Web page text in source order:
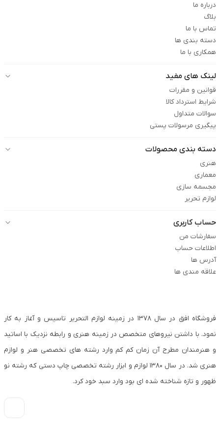
درباره ما
بلاگ
تماس با ما
دسته بندی ها
همکاری با ما
لینک های مفید
قوانین و مقررات
شرایط استرداد کالا
سوالات متداول
پیگیری مرسولات پستی
دسته بندی محصولات
هنری
معماری
مجسمه سازی
لوازم تحریر
حساب کاربری
سفارشات من
اطلاعات حساب
آدرس ها
علاقه مندی ها
فروشگاه افق در سال ۱۳۷۸ در زمینه لوازم التحریر تاسیس و آغاز به کار
نمود. با داشتن نیروهای متخصص در زمینه هنری و رابطه نزدیک با اساتید
و هنرمندان مطرح آن زمان کم کم وارد رشته های تخصصی هنر و لوازم
هنری شد. در سال ۱۳۸۰ لوازم و ابزار رشته تخصصی چاپ دستی که رشته نو
ظهور و تازه شناخته شده ای بود وارد سبد خود کرد.